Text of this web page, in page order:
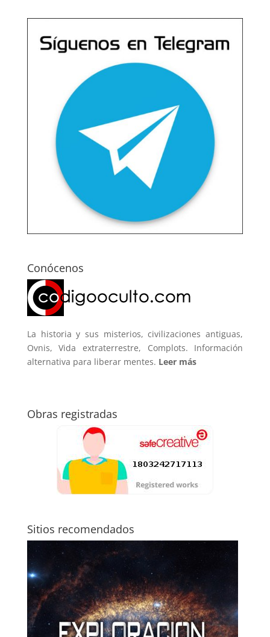
Conócenos
La historia y sus misterios, civilizaciones antiguas,
Ovnis, Vida extraterrestre, Complots. Información
alternativa para liberar mentes. Leer más
Obras registradas
Sitios recomendados